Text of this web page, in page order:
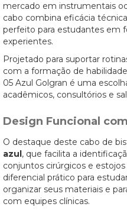
mercado em instrumentais
cabo combina eficácia
perfeito para estudantes em
experientes.
Projetado para suportar
com a formação de
05 Azul Golgran é uma
acadêmicos, consultórios e
Design Funcional
O destaque deste cabo de
azul, que facilita a
conjuntos cirúrgicos e
diferencial prático para
organizar seus materiais e
com equipes clínicas.